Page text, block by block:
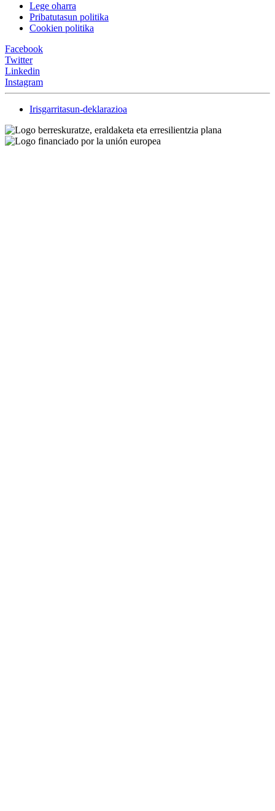
Lege oharra
Pribatutasun politika
Cookien politika
Facebook
Twitter
Linkedin
Instagram
Irisgarritasun-deklarazioa